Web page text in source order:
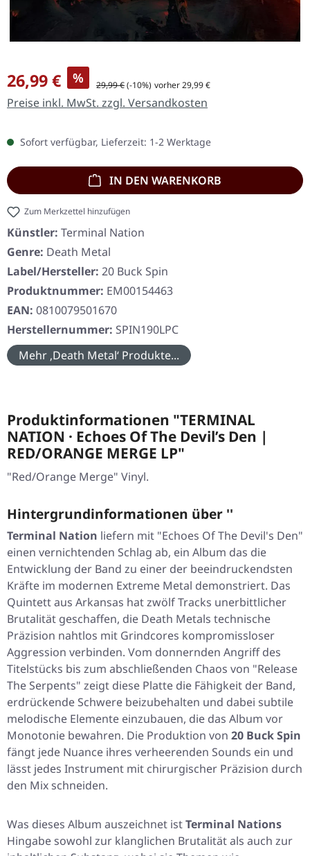
Verkaufspreis:
26,99 € % Regulärer Preis:
29,99 €(-10%) vorher 29,99 €
Preise inkl. MwSt. zzgl. Versandkosten
Sofort verfügbar, Lieferzeit: 1-2 Werktage
IN DEN WARENKORB
Zum Merkzettel hinzufügen
Künstler: Terminal Nation
Genre: Death Metal
Label/Hersteller: 20 Buck Spin
Produktnummer: EM00154463
EAN: 0810079501670
Herstellernummer: SPIN190LPC
Mehr ‚Death Metal‘ Produkte...
Produktinformationen "TERMINAL
NATION · Echoes Of The Devil’s Den |
RED/ORANGE MERGE LP"
"Red/Orange Merge" Vinyl.
Hintergrundinformationen über ''
Terminal Nation liefern mit "Echoes Of The Devil's Den"
einen vernichtenden Schlag ab, ein Album das die
Entwicklung der Band zu einer der beeindruckendsten
Kräfte im modernen Extreme Metal demonstriert. Das
Quintett aus Arkansas hat zwölf Tracks unerbittlicher
Brutalität geschaffen, die Death Metals technische
Präzision nahtlos mit Grindcores kompromissloser
Aggression verbinden. Vom donnernden Angriff des
Titelstücks bis zum abschließenden Chaos von "Release
The Serpents" zeigt diese Platte die Fähigkeit der Band,
erdrückende Schwere beizubehalten und dabei subtile
melodische Elemente einzubauen, die das Album vor
Monotonie bewahren. Die Produktion von 20 Buck Spin
fängt jede Nuance ihres verheerenden Sounds ein und
lässt jedes Instrument mit chirurgischer Präzision durch
den Mix schneiden.
Was dieses Album auszeichnet istTerminal Nations
Hingabe sowohl zur klanglichen Brutalität als auch zur